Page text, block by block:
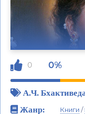
0 0%
А.Ч.
Жанр:
Книги /